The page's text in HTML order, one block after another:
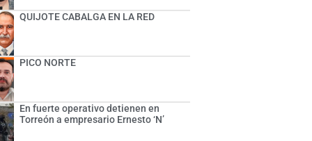
QUIJOTE CABALGA EN LA RED
PICO NORTE
En fuerte operativo detienen en
Torreón a empresario Ernesto ‘N’